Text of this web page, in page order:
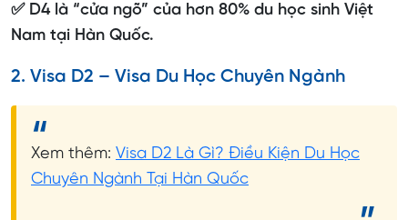
✅ D4 là “cửa ngõ” của hơn 80% du học sinh Việt
Nam tại Hàn Quốc.
2. Visa D2 – Visa Du Học Chuyên Ngành
Xem thêm: Visa D2 Là Gì? Điều Kiện Du Học
Chuyên Ngành Tại Hàn Quốc